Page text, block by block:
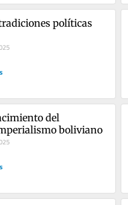
políticas
del
boliviano